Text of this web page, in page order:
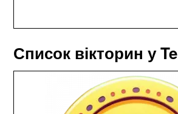
Список вікторин у